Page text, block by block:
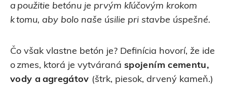
a použitie betónu je prvým kľúčovým krokom
k tomu, aby bolo naše úsilie pri stavbe úspešné.
Čo však vlastne betón je? Definícia hovorí, že ide
o zmes, ktorá je vytváraná spojením cementu,
vody a agregátov (štrk, piesok, drvený kameň.)